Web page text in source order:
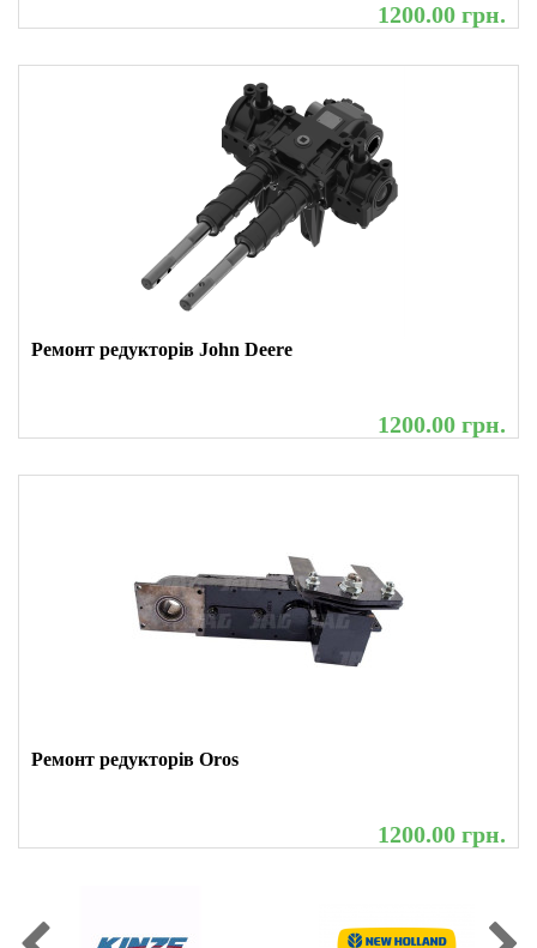
1200.00 грн.
Ремонт редукторів John Deere
1200.00 грн.
Ремонт редукторів Oros
1200.00 грн.